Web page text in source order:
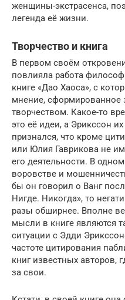
женщины-экстрасенса,
легенда её жизни.
Творчество и книга
В первом своём
повлияла работа
книге «Дао Хаоса», с
мнение, сформированное
творчеством. Какое-то
это её идеи, а Эрикссон
признался, что кроме
или Юлия Гаврикова не
его деятельности. В
воровстве и
бы он говорил о Ванг
Нигде. Никогда», то
разы обширнее. Вполне
мысли в книге являются
ситуации с Эдди
частоте цитирования
книг известных авторов,
за свои.